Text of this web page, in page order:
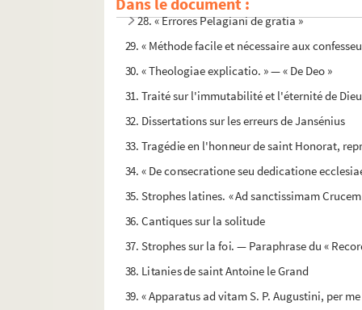
28. « Errores Pelagiani de gratia »
29. « Méthode facile et nécessaire aux
30. « Theologiae explicatio. » — « De Deo »
31. Traité sur l'immutabilité et l'éternité de Dieu
32. Dissertations sur les erreurs de Jansénius
33. Tragédie en l'honneur de saint Honorat,
34. « De consecratione seu dedicatione
35. Strophes latines. « Ad sanctissimam
36. Cantiques sur la solitude
37. Strophes sur la foi. — Paraphrase du «
38. Litanies de saint Antoine le Grand
39. « Apparatus ad vitam S. P. Augustini, per